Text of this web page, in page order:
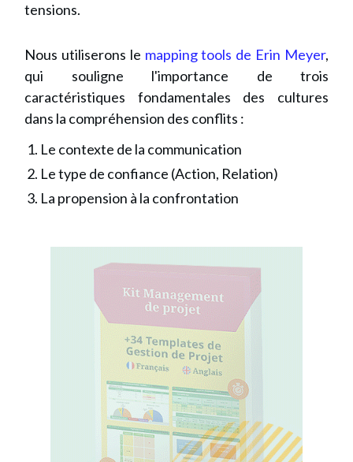
tensions.
Nous utiliserons le mapping tools de Erin Meyer,
qui souligne l'importance de trois
caractéristiques fondamentales des cultures
dans la compréhension des conflits :
Le contexte de la communication
Le type de confiance (Action, Relation)
La propension à la confrontation